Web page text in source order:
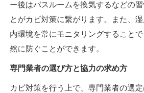
ー後はバスルームを換気するなどの
とがカビ対策に繋がります。また、
内環境を常にモニタリングすること
然に防ぐことができます。
専門業者の選び方と協力の求め方
カビ対策を行う上で、専門業者の選